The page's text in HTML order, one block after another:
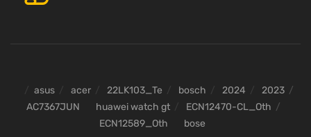
asus acer 22LK103_Te bosch 2024
2023
AC7367JUN
huawei watch gt
ECN12470-CL_Oth
ECN12589_Oth
bose